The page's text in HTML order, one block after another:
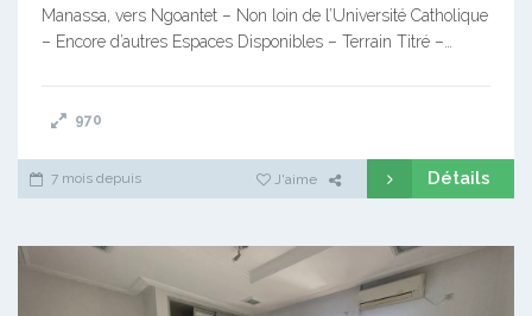
Manassa, vers Ngoantet – Non loin de l’Université Catholique
– Encore d’autres Espaces Disponibles – Terrain Titré –…
970
7 mois depuis J'aime Détails